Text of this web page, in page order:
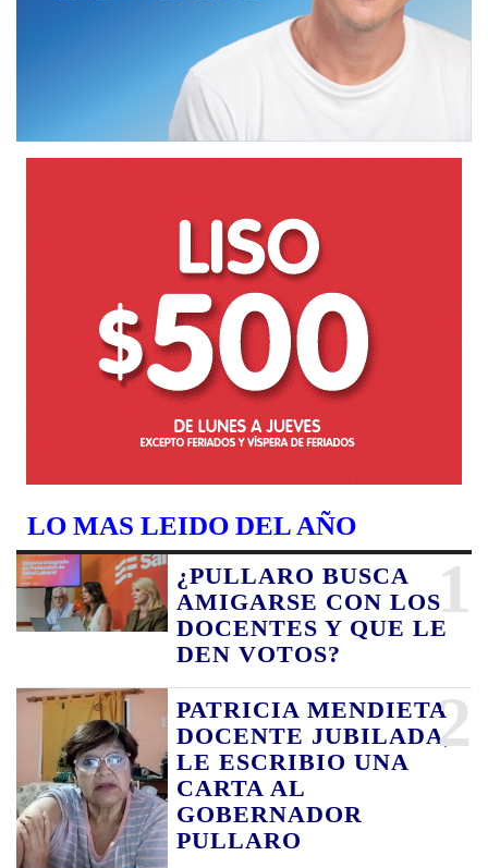
LO MAS LEIDO DEL AÑO
1
¿PULLARO BUSCA
AMIGARSE CON LOS
DOCENTES Y QUE LE
DEN VOTOS?
2
PATRICIA MENDIETA
DOCENTE JUBILADA,
LE ESCRIBIO UNA
CARTA AL
GOBERNADOR
PULLARO